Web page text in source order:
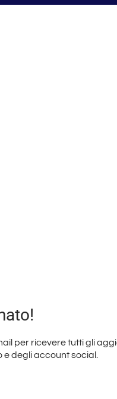
per ricevere tutti gli
degli account social.